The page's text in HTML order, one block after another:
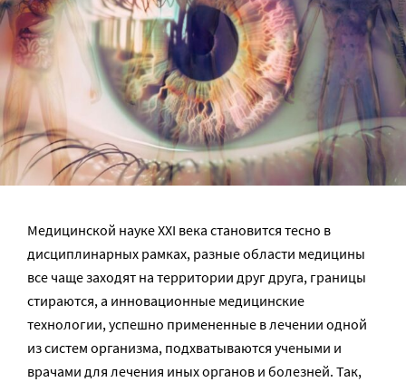
Медицинской науке XXI века становится тесно в
дисциплинарных рамках, разные области медицины
все чаще заходят на территории друг друга, границы
стираются, а инновационные медицинские
технологии, успешно примененные в лечении одной
из систем организма, подхватываются учеными и
врачами для лечения иных органов и болезней. Так,